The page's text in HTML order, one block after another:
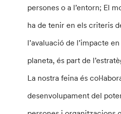
persones o a l’entorn; El
ha de tenir en els criteris
l’avaluació de l’impacte
planeta, és part de
La nostra feina és
desenvolupament del